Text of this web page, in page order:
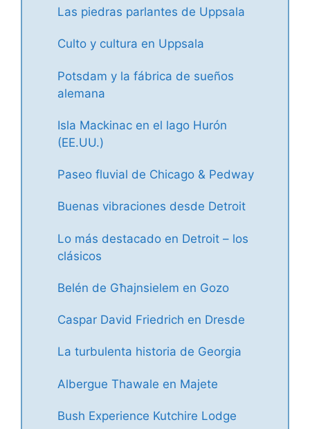
Las piedras parlantes de Uppsala
Culto y cultura en Uppsala
Potsdam y la fábrica de sueños
alemana
Isla Mackinac en el lago Hurón
(EE.UU.)
Paseo fluvial de Chicago & Pedway
Buenas vibraciones desde Detroit
Lo más destacado en Detroit – los
clásicos
Belén de Għajnsielem en Gozo
Caspar David Friedrich en Dresde
La turbulenta historia de Georgia
Albergue Thawale en Majete
Bush Experience Kutchire Lodge